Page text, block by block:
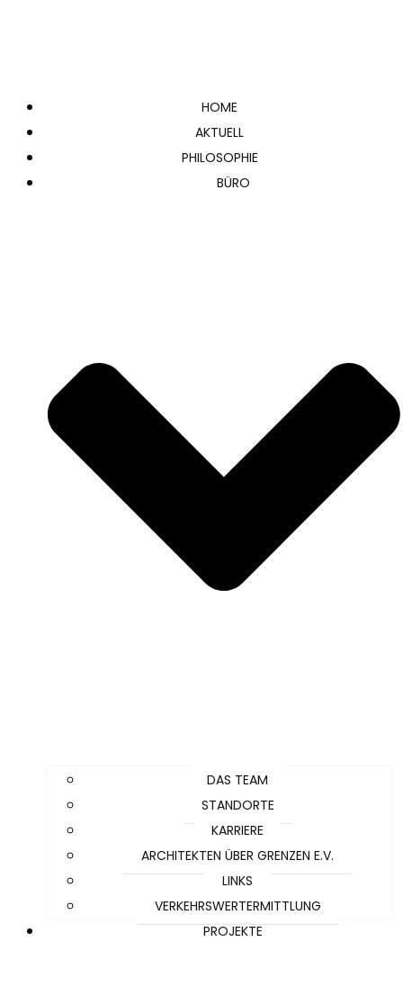
HOME
AKTUELL
PHILOSOPHIE
BÜRO
DAS TEAM
STANDORTE
KARRIERE
ARCHITEKTEN ÜBER GRENZEN E.V.
LINKS
VERKEHRSWERTERMITTLUNG
PROJEKTE